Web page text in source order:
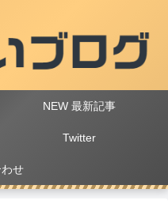
NEW 最新記事
Twitter
せ